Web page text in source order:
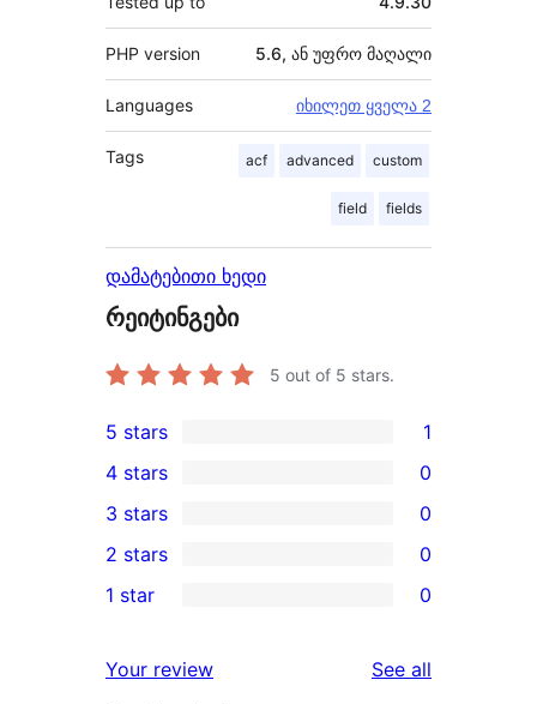
PHP version 5.6, ან უფრო მაღალი
Languages იხილეთ ყველა 2
Tags acf advanced custom
field fields
დამატებითი ხედი
რეიტინგები
5 out of 5 stars.
1
5-
star
review
5 stars 1
4-
star
reviews
4 stars 0
0
3-
star
3 stars 0
2-
reviews
2 stars 0
star
1 star 0
Your review See all